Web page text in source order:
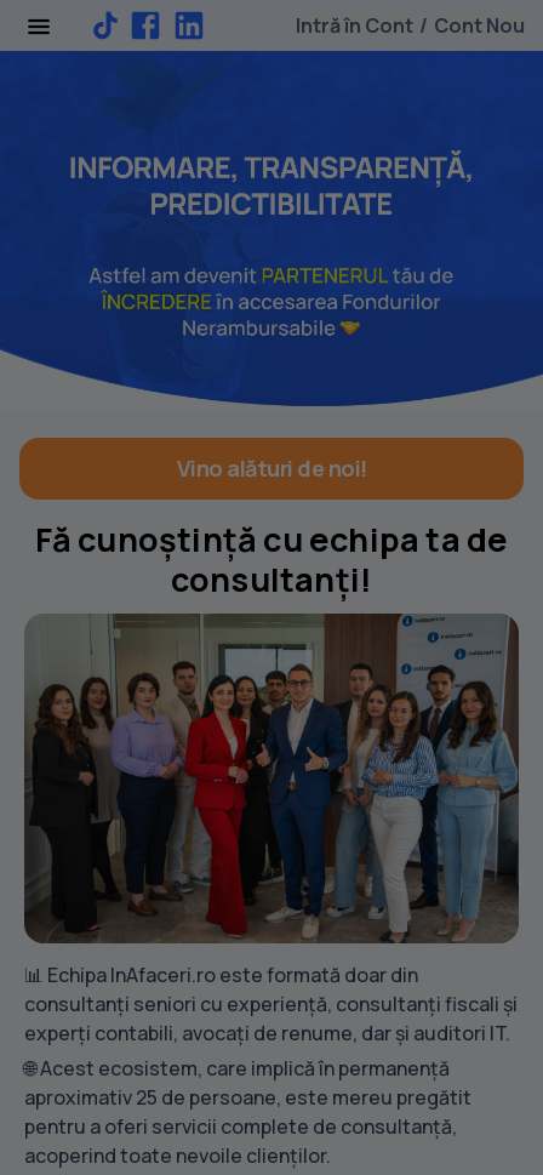
Intră în Cont / Cont Nou
Vino alături de noi!
Fă cunoștință cu echipa ta de
consultanți!
📊 Echipa InAfaceri.ro este formată doar din
consultanți seniori cu experiență, consultanți fiscali și
experți contabili, avocați de renume, dar și auditori IT.
🌐 Acest ecosistem, care implică în permanență
aproximativ 25 de persoane, este mereu pregătit
pentru a oferi servicii complete de consultanță,
acoperind toate nevoile clienților.